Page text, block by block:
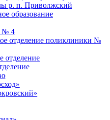
р. п. Приволжский
образование
№ 4
отделение поликлиники №
отделение